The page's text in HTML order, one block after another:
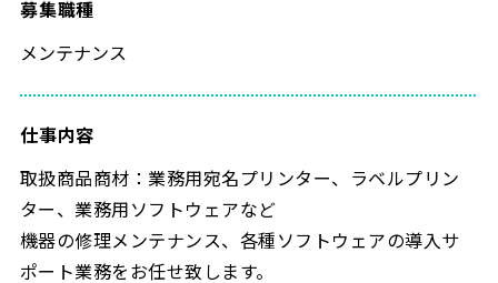
募集職種
メンテナンス
仕事内容
取扱商品商材：業務用宛名プリンター、ラベルプリン
ター、業務用ソフトウェアなど
機器の修理メンテナンス、各種ソフトウェアの導入サ
ポート業務をお任せ致します。